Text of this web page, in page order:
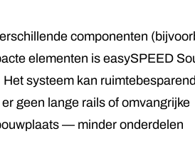
componenten
elementen is easySPEED
systeem kan ruimtebesparend
geen lange rails of omvangrijke
— minder onderdelen